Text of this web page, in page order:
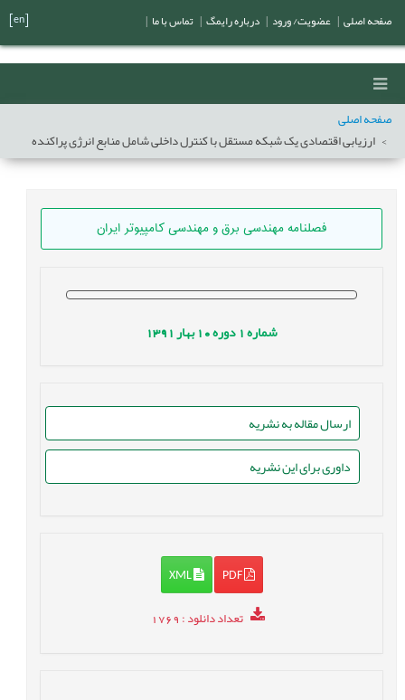
صفحه اصلی
ارزیابی اقتصادی یک شبکه مستقل با کنترل داخلی شامل منابع انرژی پراکنده
فصلنامه مهندسی برق و مهندسی کامپيوتر ايران
شماره1 دوره10 بهار1391
ارسال مقاله به نشریه
داوری برای این نشریه
PDF
XML
تعداد دانلود: 1769
صفحه اصلی عضویت/ ورود درباره رایمگ تماس با ما